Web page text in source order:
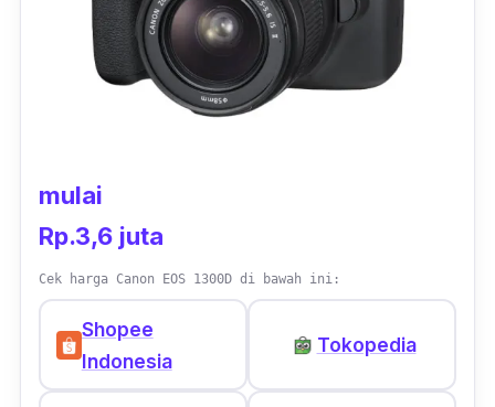
sedang digunakan. Tak ketinggalan fitur
danNFC turut disematkan oleh Canon di
produk besutannya in
mulai
Rp.3,6 juta
Cek harga Canon EOS 1300D di bawah ini:
Shopee
Indonesia
Tokopedia